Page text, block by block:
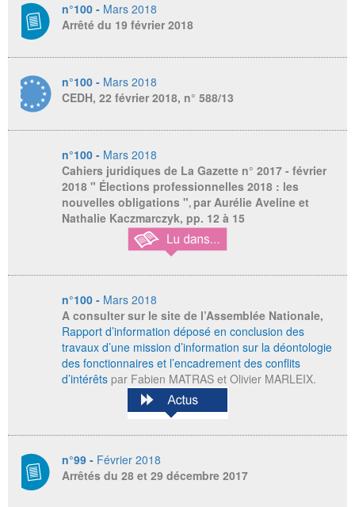
n°100 - Mars 2018
Arrêté du 19 février 2018
n°100 - Mars 2018
CEDH, 22 février 2018, n° 588/13
n°100 - Mars 2018
Cahiers juridiques de La Gazetten° 2017 - février
2018 " Élections professionnelles 2018 : les
nouvelles obligations ", par Aurélie Aveline et
Nathalie Kaczmarczyk, pp. 12 à 15
n°100 - Mars 2018
A consulter sur le site de l’Assemblée Nationale,
Rapport d’information déposé en conclusion des
travaux d’une mission d’information sur la déontologie
des fonctionnaires et l’encadrement des conflits
d’intérêtspar Fabien MATRAS et Olivier MARLEIX.
n°99 - Février 2018
Arrêtés du 28 et 29 décembre 2017